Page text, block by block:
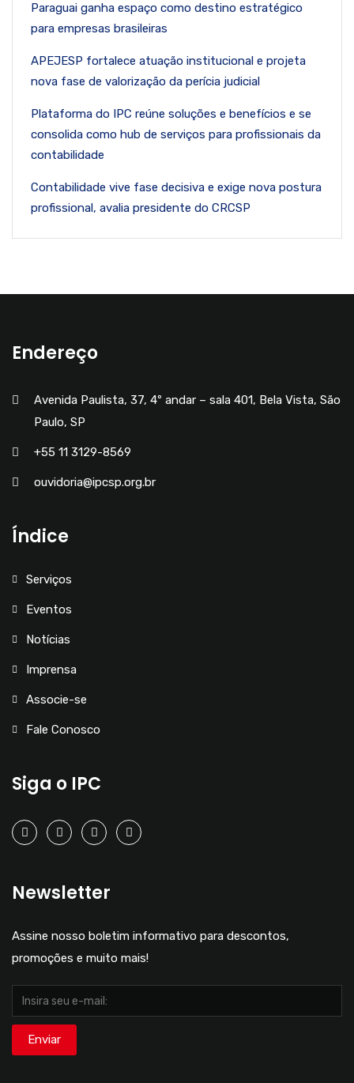
Paraguai ganha espaço como destino estratégico
para empresas brasileiras
APEJESP fortalece atuação institucional e projeta
nova fase de valorização da perícia judicial
Plataforma do IPC reúne soluções e benefícios e se
consolida como hub de serviços para profissionais da
contabilidade
Contabilidade vive fase decisiva e exige nova postura
profissional, avalia presidente do CRCSP
Endereço
Avenida Paulista, 37, 4º andar – sala 401, Bela Vista, São
Paulo, SP
+55 11 3129-8569
ouvidoria@ipcsp.org.br
Índice
Serviços
Eventos
Notícias
Imprensa
Associe-se
Fale Conosco
Siga o IPC
Newsletter
Assine nosso boletim informativo para descontos,
promoções e muito mais!